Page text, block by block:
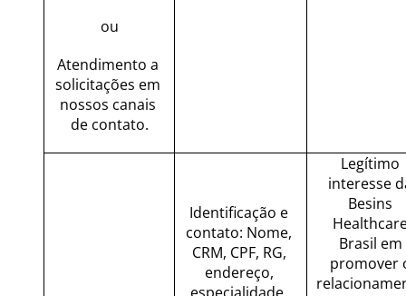
ou
Atendimento a
solicitações em
nossos canais
de contato.
Identificação e
contato: Nome,
CRM, CPF, RG,
endereço,
Legítimo
interesse
Besins
Brasil em
promover